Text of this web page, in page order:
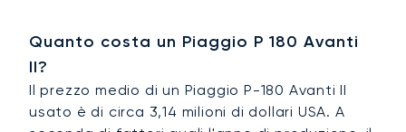
Quanto costa un Piaggio P 180 Avanti
II?
Il prezzo medio di un Piaggio P-180 Avanti II
usato è di circa 3,14 milioni di dollari USA. A